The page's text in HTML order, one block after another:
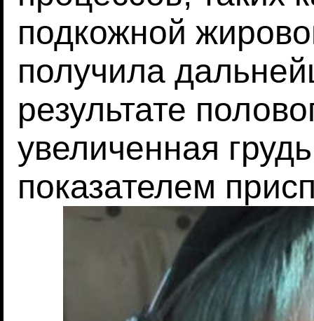
подкожной
получила
результате
увеличенная
показателем